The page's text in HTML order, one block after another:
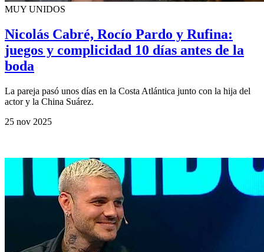
MUY UNIDOS
Nicolás Cabré, Rocío Pardo y Rufina:
juegos y complicidad 10 días antes de la
boda
La pareja pasó unos días en la Costa Atlántica junto con la hija del
actor y la China Suárez.
25 nov 2025